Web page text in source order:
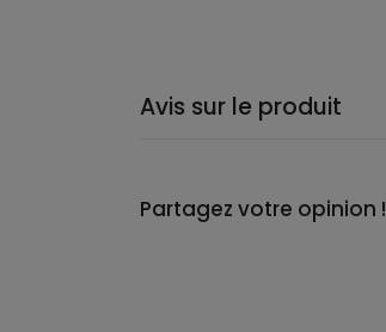
Avis sur le produit
Partagez votre opinion !